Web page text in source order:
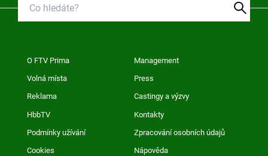
O FTV Prima Management
Volná místa Press
Reklama Castingy a výzvy
HbbTV Kontakty
Podmínky užívání Zpracování osobních údajů
Cookies Nápověda